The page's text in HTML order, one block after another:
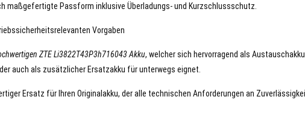
maßgefertigte Passform inklusive Überladungs- und Kurzschlussschutz.
Vorgaben
ZTE Li3822T43P3h716043 Akku, welcher sich hervorragend als
auch als zusätzlicher Ersatzakku für unterwegs eignet.
Ersatz für Ihren Originalakku, der alle technischen Anforderungen an